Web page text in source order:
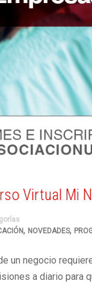
Virtual Mi
, NOVEDADES,
un negocio
a diario para